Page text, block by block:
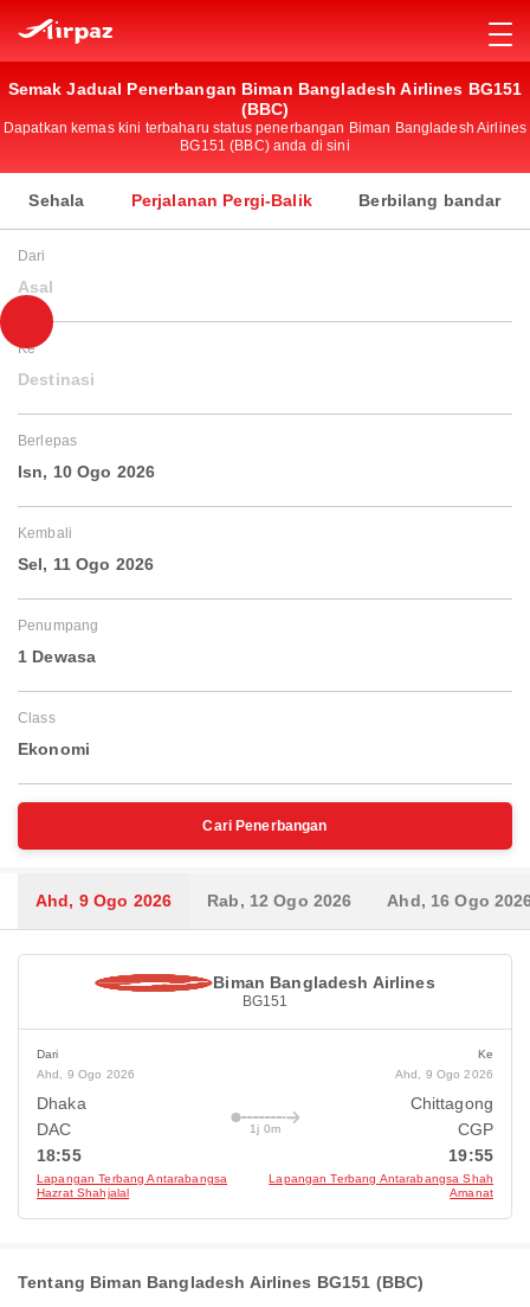
Semak Jadual Penerbangan Biman Bangladesh Airlines BG151
(BBC)
Dapatkan kemas kini terbaharu status penerbangan Biman Bangladesh Airlines
BG151 (BBC) anda di sini
Sehala Perjalanan Pergi-Balik Berbilang bandar
Dari
Asal
Ke
Destinasi
Berlepas
Isn, 10 Ogo 2026
Kembali
Sel, 11 Ogo 2026
Penumpang
1 Dewasa
Class
Ekonomi
Cari Penerbangan
Ahd, 9 Ogo 2026 Rab, 12 Ogo 2026 Ahd, 16 Ogo
Biman Bangladesh Airlines
BG151
Dari
Ahd, 9 Ogo 2026
Dhaka
DAC
18:55
Lapangan Terbang Antarabangsa
Hazrat Shahjalal
1j 0m
Ke
Ahd, 9 Ogo 2026
Chittagong
CGP
19:55
Lapangan Terbang Antarabangsa Shah
Amanat
Tentang Biman Bangladesh Airlines BG151 (BBC)